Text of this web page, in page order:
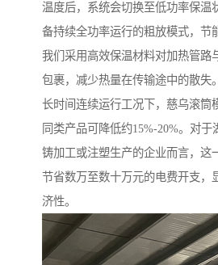
温度后，系统会切换至低功率保温
备持续全功率运行的粗放模式，节
我们采用高效保温材料对加热管路
包裹，减少热量在传输途中的散失
长时间连续运行工况下，慈乌滚筒
同类产品可降低约15%-20%。对
铸加工或注塑生产的企业而言，这
节省数万至数十万元的电费开支，
济性。